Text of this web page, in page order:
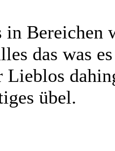
in Bereichen
das was
Lieblos
übel.